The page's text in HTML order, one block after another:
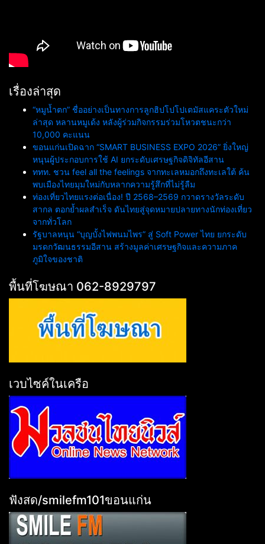
เรื่องล่าสุด
“หมูน้ำตก” ชื่ออย่างเป็นทางการลูกฮิปโปโปเตมัสแคระตัวใหม่
ล่าสุด หลานหมูเด้ง หลังผู้ร่วมกิจกรรมร่วมโหวตชนะกว่า
10,000 คะแนน
ขอนแก่นเปิดฉาก “SMART BUSINESS EXPO 2026” ยิ่งใหญ่
หนุนผู้ประกอบการใช้ AI ยกระดับเศรษฐกิจดิจิทัลอีสาน
ททท. ชวน feel all the feelings จากทะเลหมอกถึงทะเลใต้ ค้น
พบเมืองไทยมุมใหม่กับหลากความรู้สึกที่ไม่รู้ลืม
ท่องเที่ยวไทยแรงต่อเนื่อง! ปี 2568–2569 กวาดรางวัลระดับ
สากล ตอกย้ำผลสำเร็จ ดันไทยสู่จุดหมายปลายทางนักท่องเที่ยว
จากทั่วโลก
รัฐบาลหนุน “บุญบั้งไฟพนมไพร” สู่ Soft Power ไทย ยกระดับ
มรดกวัฒนธรรมอีสาน สร้างมูลค่าเศรษฐกิจและความภาค
ภูมิใจของชาติ
พื้นที่โฆษณา 062-8929797
เวบไซค์ในเครือ
ฟังสด/smilefm101ขอนแก่น